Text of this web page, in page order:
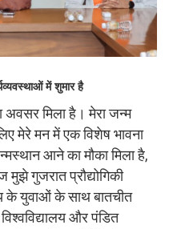
में शुमार है
मिला है। मेरा जन्म
मेरे मन में एक विशेष भावना
आने का मौका मिला है,
गुजरात प्रौद्योगिकी
के युवाओं के साथ बातचीत
और पंडित